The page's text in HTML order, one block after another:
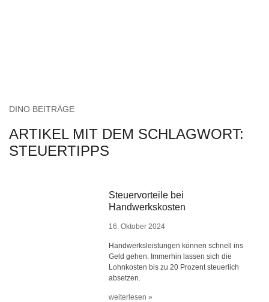
DINO BEITRÄGE
ARTIKEL MIT DEM SCHLAGWORT:
STEUERTIPPS
Steuervorteile bei
Handwerkskosten
16. Oktober 2024
Handwerksleistungen können schnell ins
Geld gehen. Immerhin lassen sich die
Lohnkosten bis zu 20 Prozent steuerlich
absetzen.
weiterlesen »